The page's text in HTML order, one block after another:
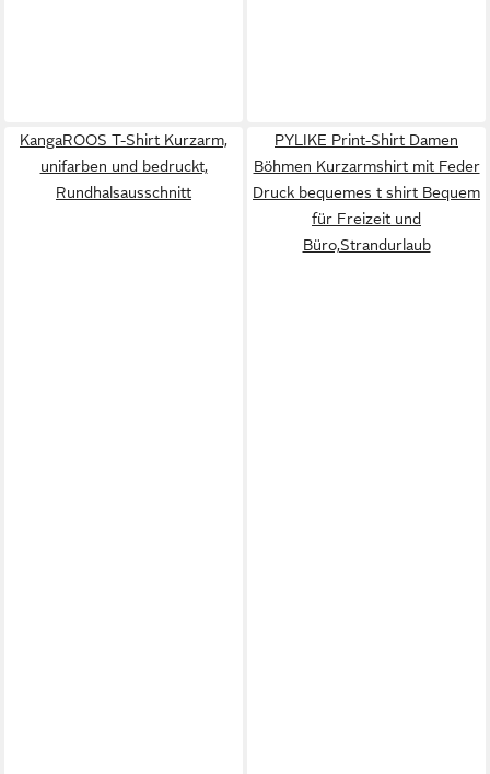
KangaROOS T-Shirt Kurzarm,
unifarben und bedruckt,
Rundhalsausschnitt
PYLIKE Print-Shirt Damen
Böhmen Kurzarmshirt mit Feder
Druck bequemes t shirt Bequem
für Freizeit und
Büro,Strandurlaub